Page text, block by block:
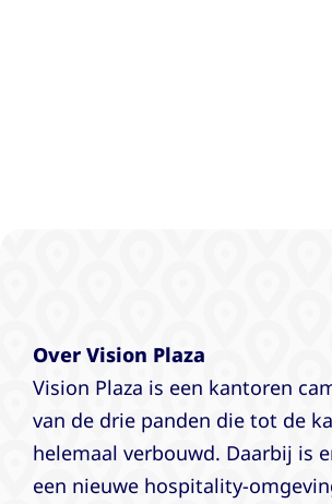
Over Vision Plaza
Vision Plaza is een kantoren
van de drie panden die tot de
helemaal verbouwd. Daarbij is
een nieuwe hospitality-